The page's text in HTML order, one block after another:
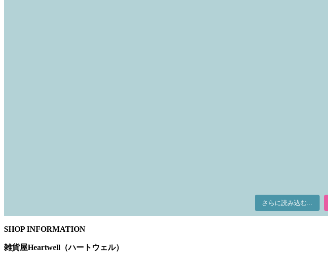
さらに読み込む...
SHOP INFORMATION
雑貨屋Heartwell（ハートウェル）